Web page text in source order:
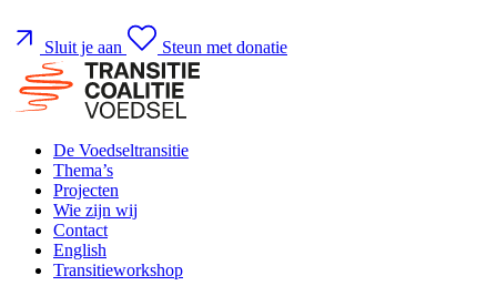
Sluit je aan Steun met donatie
De Voedseltransitie
Thema’s
Projecten
Wie zijn wij
Contact
English
Transitieworkshop